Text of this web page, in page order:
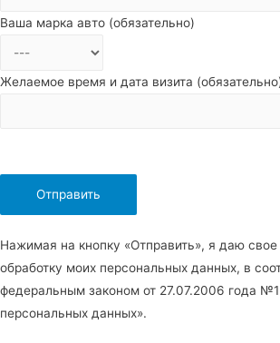
Ваша марка авто (обязательно)
Желаемое время и дата визита
Нажимая на кнопку «Отправить», я даю свое
обработку моих персональных данных, в
федеральным законом от 27.07.2006 года
персональных данных».